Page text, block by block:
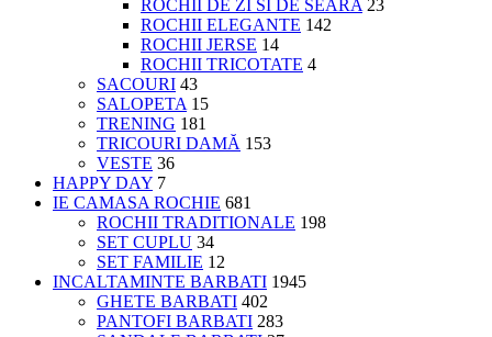
ROCHII DE ZI SI DE SEARA 23
ROCHII ELEGANTE 142
ROCHII JERSE 14
ROCHII TRICOTATE 4
SACOURI 43
SALOPETA 15
TRENING 181
TRICOURI DAMĂ 153
VESTE 36
HAPPY DAY 7
IE CAMASA ROCHIE 681
ROCHII TRADITIONALE 198
SET CUPLU 34
SET FAMILIE 12
INCALTAMINTE BARBATI 1945
GHETE BARBATI 402
PANTOFI BARBATI 283